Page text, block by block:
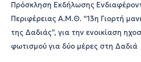
Πρόσκληση Εκδήλωσης
Περιφέρειας Α.Μ.Θ. “13η Γιορτή
της Δαδιάς”, για την ενοικίαση
φωτισμού για δύο μέρες στη Δαδιά